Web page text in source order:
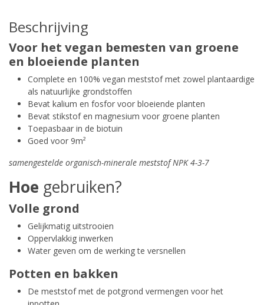
Beschrijving
Voor het vegan bemesten van groene
en bloeiende planten
Complete en 100% vegan meststof met zowel plantaardige
als natuurlijke grondstoffen
Bevat kalium en fosfor voor bloeiende planten
Bevat stikstof en magnesium voor groene planten
Toepasbaar in de biotuin
Goed voor 9m²
samengestelde organisch-minerale meststof NPK 4-3-7
Hoe gebruiken?
Volle grond
Gelijkmatig uitstrooien
Oppervlakkig inwerken
Water geven om de werking te versnellen
Potten en bakken
De meststof met de potgrond vermengen voor het